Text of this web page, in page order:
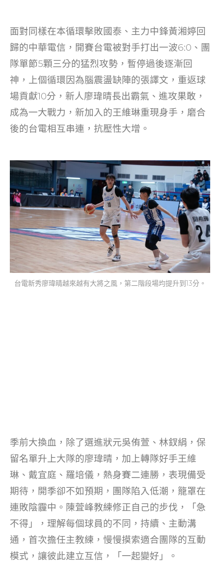
面對同樣在本循環擊敗國泰、主力中鋒黃湘婷回
歸的中華電信，開賽台電被對手打出一波6:0、團
隊單節5顆三分的猛烈攻勢，暫停過後逐漸回
神，上個循環因為腦震盪缺陣的張譯文，重返球
場貢獻10分，新人廖瑋晴長出霸氣、進攻果敢，
成為一大戰力，新加入的王維琳重現身手，磨合
後的台電相互串連，抗壓性大增。
台電新秀廖瑋晴越來越有大將之風，第二階段場均提升到13分。
季前大換血，除了選進狀元吳侑萱、林釵絹，保
留名單升上大隊的廖瑋晴，加上轉隊好手王維
琳、戴宜庭、羅培儀，熱身賽二連勝，表現備受
期待，開季卻不如預期，團隊陷入低潮，籠罩在
連敗陰霾中。陳萓峰教練修正自己的步伐，「急
不得」，理解每個球員的不同，持續、主動溝
通，首次擔任主教練，慢慢摸索適合團隊的互動
模式，讓彼此建立互信，「一起變好」。